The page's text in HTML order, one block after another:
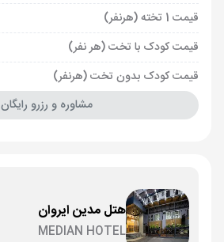
قیمت 1 تخته (هرنفر)
قیمت کودک با تخت (هر نفر)
قیمت کودک بدون تخت (هرنفر)
مشاوره و رزرو رایگان
هتل مدین ایروان
MEDIAN HOTEL